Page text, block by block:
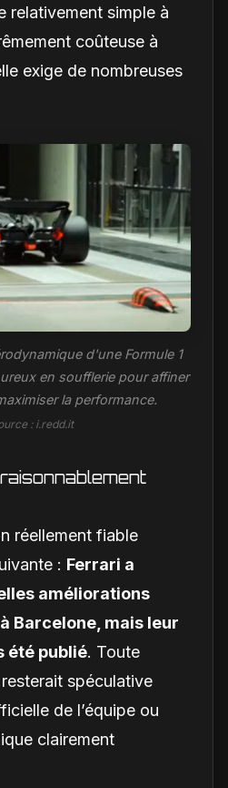
relativement simple à
coûteuse à
exige de nombreuses
d'une Formule 1
en soufflerie pour affiner
la performance.
: i.redd.it
raisonnablement
réellement fiable
: Ferrari a
améliorations
Barcelone, mais leur
été publié. Toute
spéculative
de l’équipe ou
clairement